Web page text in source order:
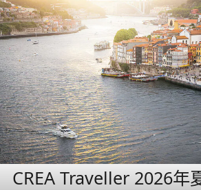
CREA Traveller 2026